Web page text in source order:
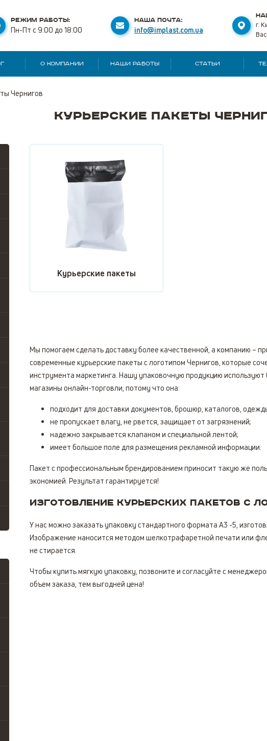
РЕЖИМ РАБОТЫ:
Пн-Пт с 9:00 до 18:00
НАША ПОЧТА:
info@implast.com.ua
г.
О КОМПАНИИ НАШИ РАБОТЫ СТАТЬИ
Чернигов
Курьерские пакеты
Курьерские пакеты
Мы помогаем сделать доставку более качественной, а компанию –
современные курьерские пакеты с логотипом Чернигов, которые
инструмента маркетинга. Нашу упаковочную продукцию
магазины онлайн-торговли, потому что она:
подходит для доставки документов, брошюр, каталогов,
не пропускает влагу, не рвется, защищает от загрязнений;
надежно закрывается клапаном и специальной лентой;
имеет большое поле для размещения рекламной информации.
Пакет с профессиональным брендированием приносит такую же
экономией. Результат гарантируется!
Изготовление курьерских пакетов с
У нас можно заказать упаковку стандартного формата А3 -5,
Изображение наносится методом шелкотрафаретной печати или
не стирается.
Чтобы купить мягкую упаковку, позвоните и согласуйте с
объем заказа, тем выгодней цена!